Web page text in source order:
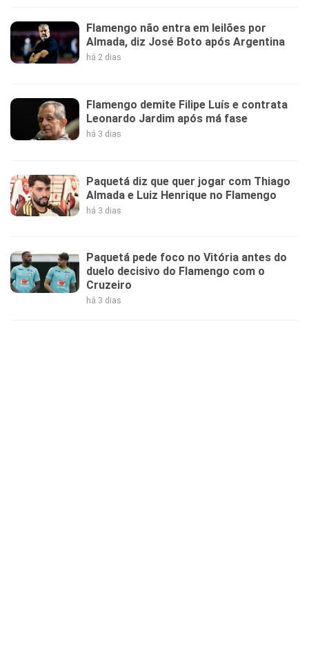
Flamengo não entra em leilões por
Almada, diz José Boto após Argentina
há 2 dias
Flamengo demite Filipe Luís e contrata
Leonardo Jardim após má fase
há 3 dias
Paquetá diz que quer jogar com Thiago
Almada e Luiz Henrique no Flamengo
há 3 dias
Paquetá pede foco no Vitória antes do
duelo decisivo do Flamengo com o
Cruzeiro
há 3 dias